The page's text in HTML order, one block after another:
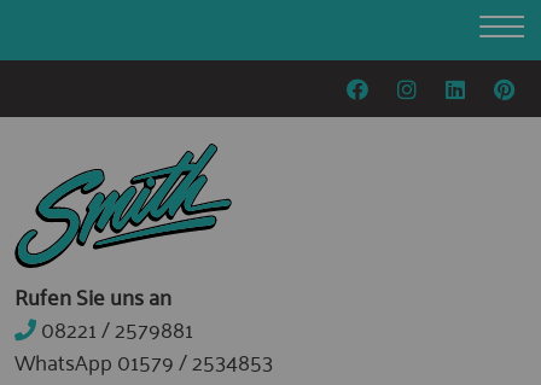
Rufen Sie uns an
08221 / 2579881
WhatsApp 01579 / 2534853